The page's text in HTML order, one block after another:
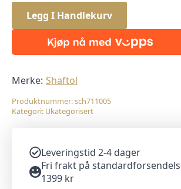
Legg I Handlekurv
Merke: Shaftol
Produktnummer:sch711005
Kategori: Ukategorisert
Leveringstid 2-4 dager
Fri frakt på
1399 kr